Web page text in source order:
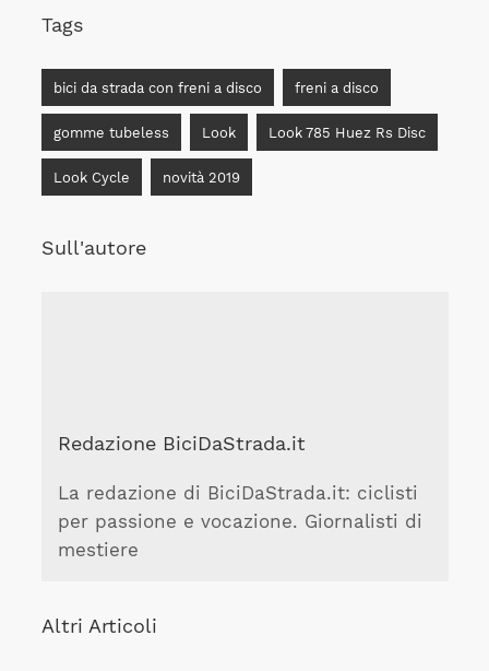
Tags
bici da strada con freni a disco freni a disco
gomme tubeless Look Look 785 Huez Rs Disc
Look Cycle novità 2019
Sull'autore
Redazione BiciDaStrada.it
La redazione di BiciDaStrada.it: ciclisti
per passione e vocazione. Giornalisti di
mestiere
Altri Articoli